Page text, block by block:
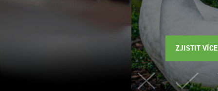
ZJISTIT VÍCE